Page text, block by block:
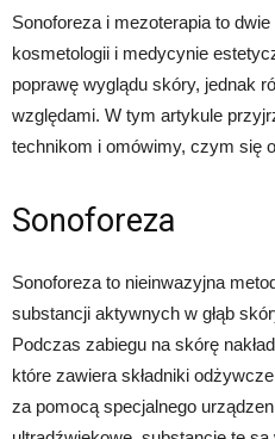
Sonoforeza i mezoterapia to
kosmetologii i medycynie
poprawę wyglądu skóry, jednak
względami. W tym artykule
technikom i omówimy, czym się
Sonoforeza
Sonoforeza to nieinwazyjna
substancji aktywnych w głąb
Podczas zabiegu na skórę
które zawiera składniki
za pomocą specjalnego